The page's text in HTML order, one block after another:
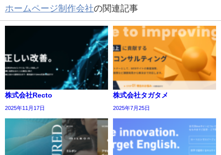
ホームページ制作会社の関連記事
株式会社Recto
2025年11月17日
株式会社タガタメ
2025年7月25日